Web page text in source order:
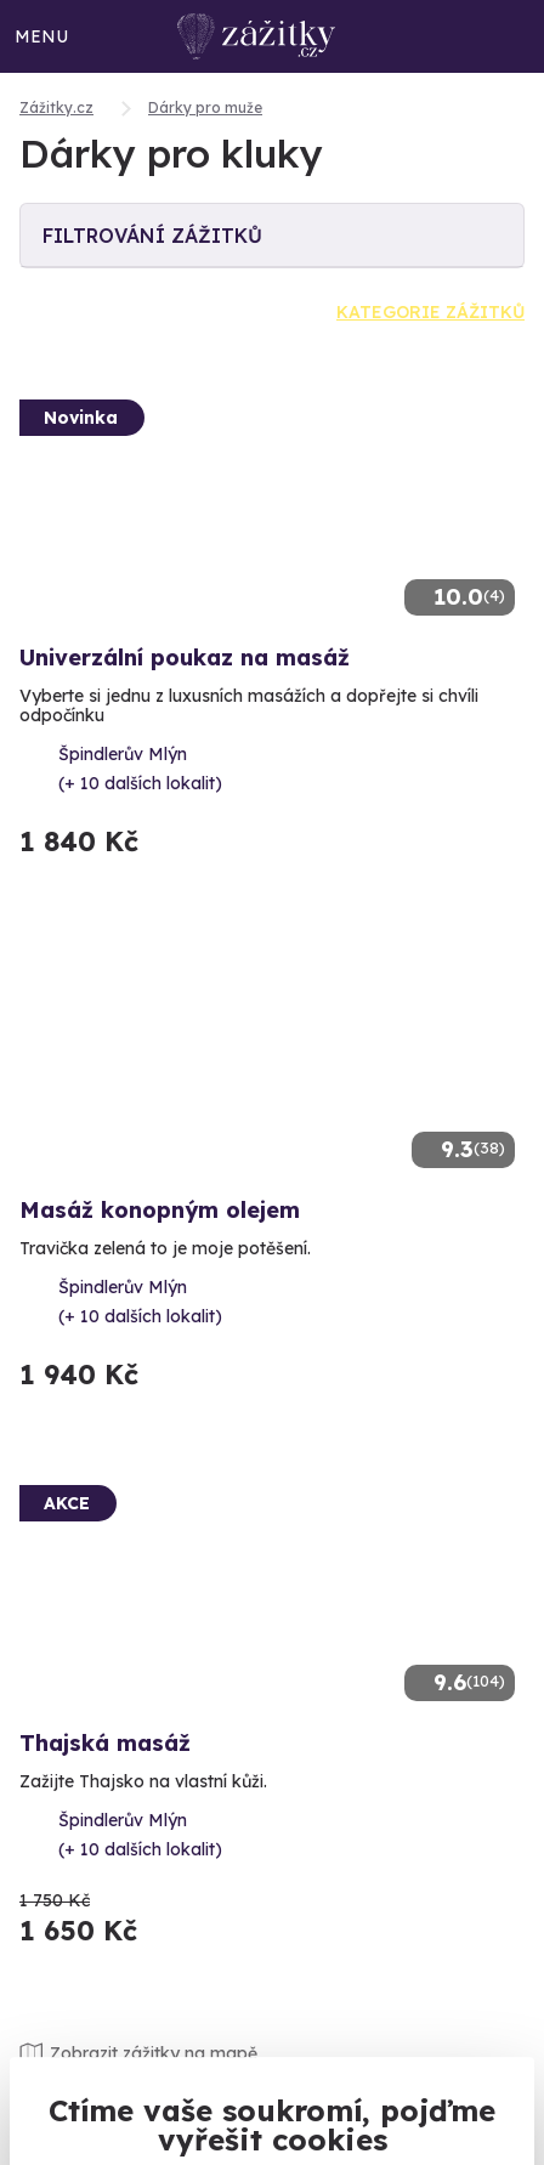
Ctíme vaše soukromí, pojďme
vyřešit cookies
MENU
Zážitky.cz Dárky pro muže
Dárky pro kluky
FILTROVÁNÍ ZÁŽITKŮ
KATEGORIE ZÁŽITKŮ
10.0(4)
Novinka
Univerzální poukaz na masáž
Vyberte si jednu z luxusních masážích a dopřejte si chvíli
odpočínku
Špindlerův Mlýn
(+ 10 dalších lokalit)
1 840 Kč
9.3(38)
Masáž konopným olejem
Travička zelená to je moje potěšení.
Špindlerův Mlýn
(+ 10 dalších lokalit)
1 940 Kč
9.6(104)
AKCE
Thajská masáž
Zažijte Thajsko na vlastní kůži.
Špindlerův Mlýn
(+ 10 dalších lokalit)
1 750 Kč
1 650 Kč
Zobrazit zážitky na mapě
nechápeme, kde se to vzalo. Každý přece ví, že kluci chtějí
zažít něco extra. Rádi vám s tím pomůžeme. I když už si s